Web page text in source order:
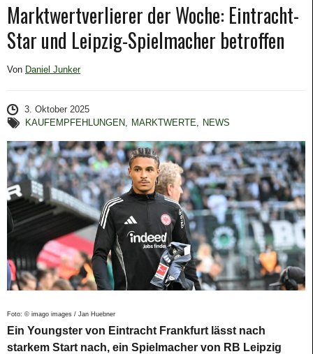
Marktwertverlierer der Woche: Eintracht-
Star und Leipzig-Spielmacher betroffen
Von Daniel Junker
3. Oktober 2025
KAUFEMPFEHLUNGEN, MARKTWERTE, NEWS
Foto: © imago images / Jan Huebner
Ein Youngster von Eintracht Frankfurt lässt nach
starkem Start nach, ein Spielmacher von RB Leipzig